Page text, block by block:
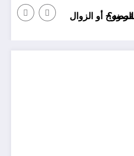
الدولة الواحدة